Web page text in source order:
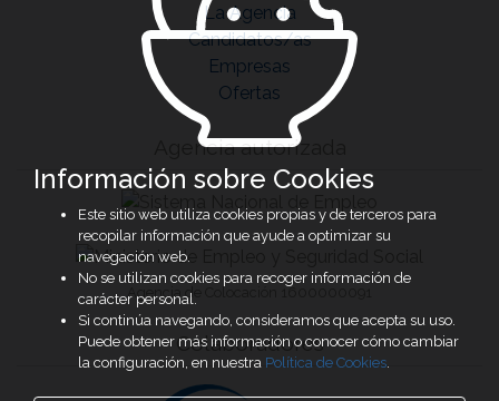
La Agencia
Candidatos/as
Empresas
Ofertas
Agencia autorizada
Agencia de Colocación 1600000091
Colaboradores
Información sobre Cookies
Este sitio web utiliza cookies propias y de terceros para
recopilar información que ayude a optimizar su
navegación web.
No se utilizan cookies para recoger información de
carácter personal.
Si continúa navegando, consideramos que acepta su uso.
Puede obtener más información o conocer cómo cambiar
la configuración, en nuestra Política de Cookies.